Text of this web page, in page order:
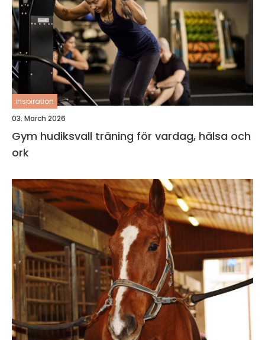
inspiration
03. March 2026
Gym hudiksvall träning för vardag, hälsa och
ork